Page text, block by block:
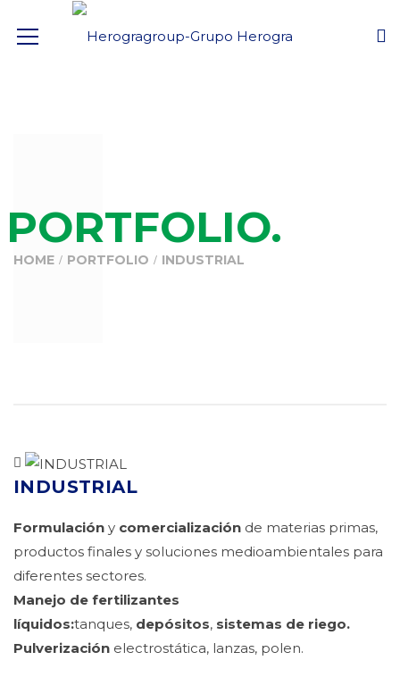
PORTFOLIO.
HOME PORTFOLIO INDUSTRIAL
INDUSTRIAL
Formulación y comercialización de materias primas,
productos finales y soluciones medioambientales para
diferentes sectores.
Manejo de fertilizantes
líquidos:tanques, depósitos, sistemas de riego.
Pulverización electrostática, lanzas, polen.